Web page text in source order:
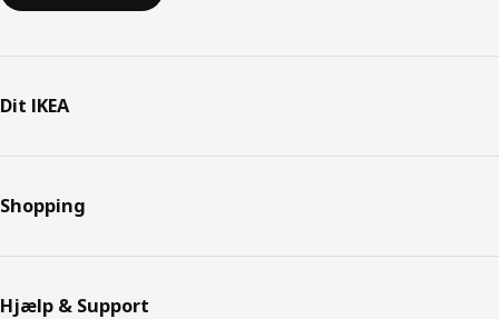
Dit IKEA
Shopping
Hjælp & Support